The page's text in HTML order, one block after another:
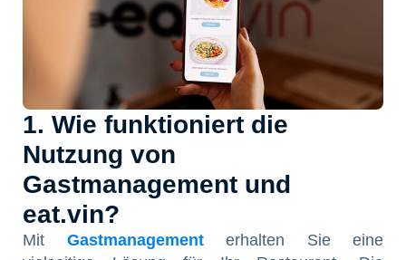
1. Wie funktioniert die
Nutzung von
Gastmanagement und
eat.vin?
Mit Gastmanagement
erhalten Sie eine